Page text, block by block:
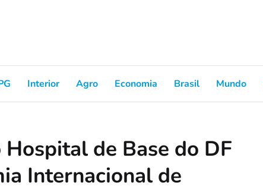
Interior Agro Economia Brasil Mundo
de Base do DF
Internacional de